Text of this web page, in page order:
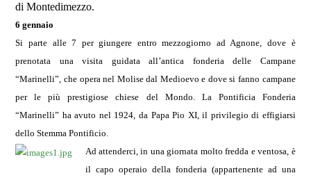
di Montedimezzo.
6 gennaio
Si parte alle 7 per giungere entro mezzogiorno ad Agnone, dove è
prenotata una visita guidata all’antica fonderia delle Campane
“Marinelli”, che opera nel Molise dal Medioevo e dove si fanno campane
per le più prestigiose chiese del Mondo. La Pontificia Fonderia
“Marinelli” ha avuto nel 1924, da Papa Pio XI, il privilegio di effigiarsi
dello Stemma Pontificio.
Ad attenderci, in una giornata molto fredda e ventosa, è
il capo operaio della fonderia (appartenente ad una